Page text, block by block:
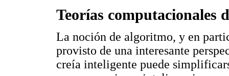
Teorías computacionales
La noción de algoritmo, y en
provisto de una interesante
creía inteligente puede